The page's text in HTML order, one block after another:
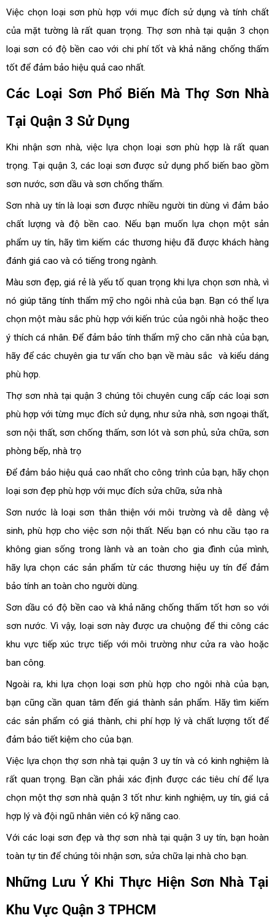
Việc chọn loại sơn phù hợp với mục đích sử dụng và tính chất
của mặt tường là rất quan trọng. Thợ sơn nhà tại quận 3 chọn
loại sơn có độ bền cao với chi phí tốt và khả năng chống thấm
tốt để đảm bảo hiệu quả cao nhất.
Các Loại Sơn Phổ Biến Mà Thợ Sơn Nhà
Tại Quận 3 Sử Dụng
Khi nhận sơn nhà, việc lựa chọn loại sơn phù hợp là rất quan
trọng. Tại quận 3, các loại sơn được sử dụng phổ biến bao gồm
sơn nước, sơn dầu và sơn chống thấm.
Sơn nhà uy tín là loại sơn được nhiều người tin dùng vì đảm bảo
chất lượng và độ bền cao. Nếu bạn muốn lựa chọn một sản
phẩm uy tín, hãy tìm kiếm các thương hiệu đã được khách hàng
đánh giá cao và có tiếng trong ngành.
Màu sơn đẹp, giá rẻ là yếu tố quan trọng khi lựa chọn sơn nhà, vì
nó giúp tăng tính thẩm mỹ cho ngôi nhà của bạn. Bạn có thể lựa
chọn một màu sắc phù hợp với kiến trúc của ngôi nhà hoặc theo
ý thích cá nhân. Để đảm bảo tính thẩm mỹ cho căn nhà của bạn,
hãy để các chuyên gia tư vấn cho bạn về màu sắc và kiểu dáng
phù hợp.
Thợ sơn nhà tại quận 3 chúng tôi chuyên cung cấp các loại sơn
phù hợp với từng mục đích sử dụng, như sửa nhà, sơn ngoại thất,
sơn nội thất, sơn chống thấm, sơn lót và sơn phủ, sửa chữa, sơn
phòng bếp, nhà trọ
Để đảm bảo hiệu quả cao nhất cho công trình của bạn, hãy chọn
loại sơn đẹp phù hợp với mục đích sửa chữa, sửa nhà
Sơn nước là loại sơn thân thiện với môi trường và dễ dàng vệ
sinh, phù hợp cho việc sơn nội thất. Nếu bạn có nhu cầu tạo ra
không gian sống trong lành và an toàn cho gia đình của mình,
hãy lựa chọn các sản phẩm từ các thương hiệu uy tín để đảm
bảo tính an toàn cho người dùng.
Sơn dầu có độ bền cao và khả năng chống thấm tốt hơn so với
sơn nước. Vì vậy, loại sơn này được ưa chuộng để thi công các
khu vực tiếp xúc trực tiếp với môi trường như cửa ra vào hoặc
ban công.
Ngoài ra, khi lựa chọn loại sơn phù hợp cho ngôi nhà của bạn,
bạn cũng cần quan tâm đến giá thành sản phẩm. Hãy tìm kiếm
các sản phẩm có giá thành, chi phí hợp lý và chất lượng tốt để
đảm bảo tiết kiệm cho của bạn.
Việc lựa chọn thợ sơn nhà tại quận 3 uy tín và có kinh nghiệm là
rất quan trọng. Bạn cần phải xác định được các tiêu chí để lựa
chọn một thợ sơn nhà quận 3 tốt như: kinh nghiệm, uy tín, giá cả
hợp lý và đội ngũ nhân viên có kỹ năng cao.
Với các loại sơn đẹp và thợ sơn nhà tại quận 3 uy tín, bạn hoàn
toàn tự tin để chúng tôi nhận sơn, sửa chữa lại nhà cho bạn.
Những Lưu Ý Khi Thực Hiện Sơn Nhà Tại
Khu Vực Quận 3 TPHCM